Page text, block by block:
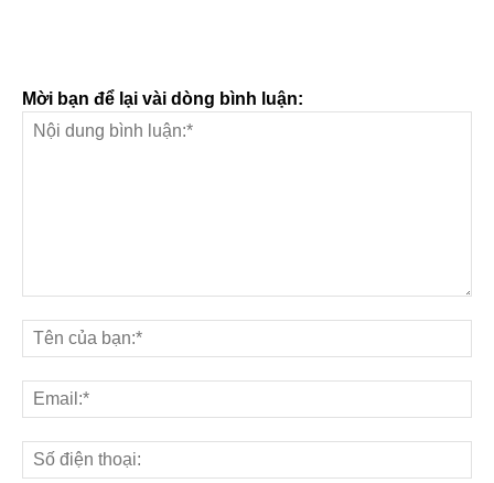
Mời bạn để lại vài dòng bình luận: